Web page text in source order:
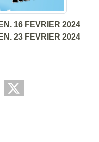
16 FEVRIER 2024
23 FEVRIER 2024